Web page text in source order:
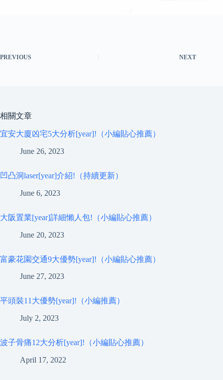
PREVIOUS NEXT
相關文章
宜安大廈凶宅5大分析[year]!（小編貼心推薦）
June 26, 2023
凹凸洞laser[year]介紹!（持續更新）
June 6, 2023
大阪置業[year]詳細懶人包!（小編貼心推薦）
June 20, 2023
富豪花園交通9大優勢[year]!（小編貼心推薦）
June 27, 2023
平頭裝11大優勢[year]!（小編推薦）
July 2, 2023
波子骨痛12大分析[year]!（小編貼心推薦）
April 17, 2022